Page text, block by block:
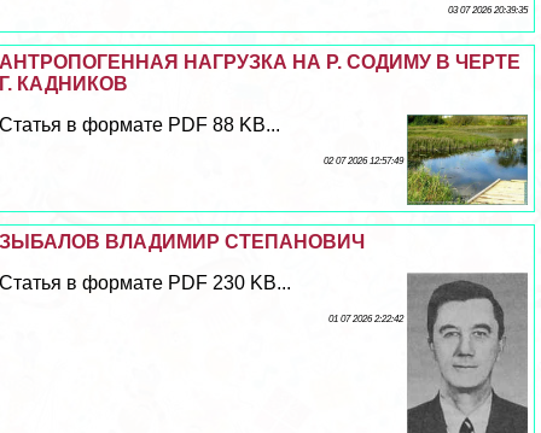
03 07 2026 20:39:35
АНТРОПОГЕННАЯ НАГРУЗКА НА Р. СОДИМУ В ЧЕРТЕ
Г. КАДНИКОВ
Статья в формате PDF 88 KB...
02 07 2026 12:57:49
ЗЫБАЛОВ ВЛАДИМИР СТЕПАНОВИЧ
Статья в формате PDF 230 KB...
01 07 2026 2:22:42